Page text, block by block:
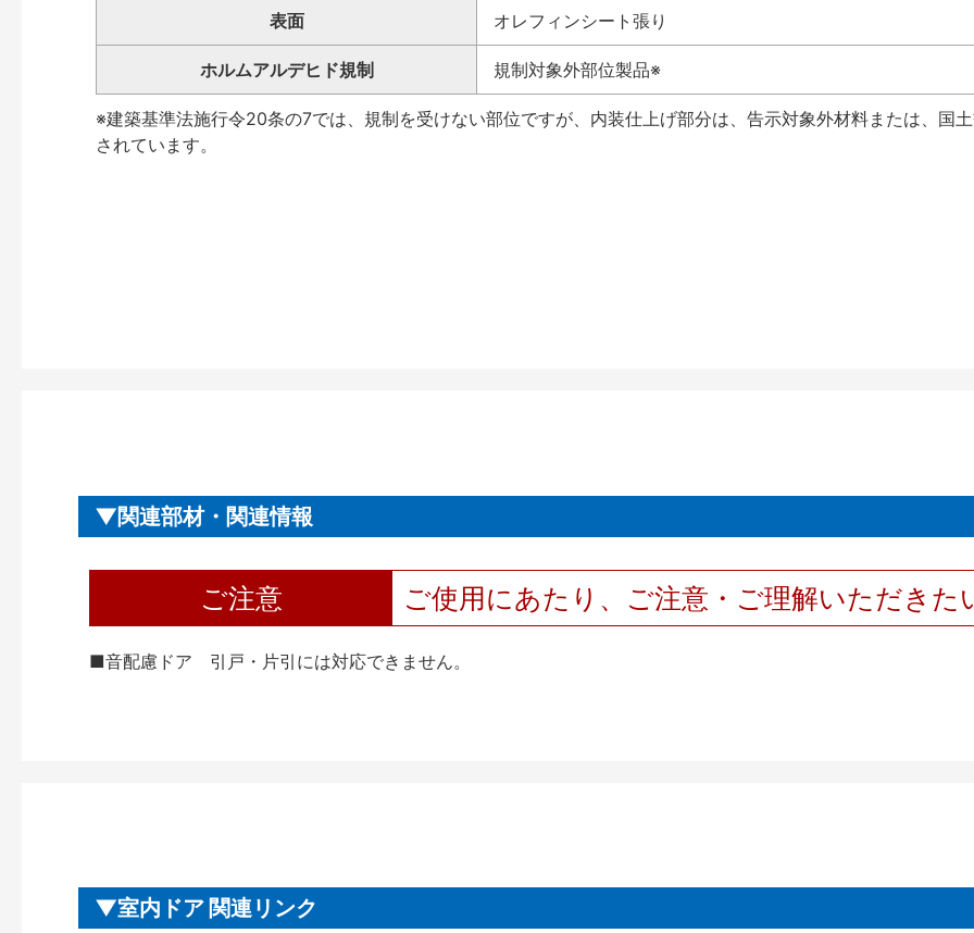
表面 オレフィンシート張り
ホルムアルデヒド規制 規制対象外部位製品※
※建築基準法施行令20条の7では、規制を受けない部位ですが、内装仕上げ部分は、告示対象外材料または
されています。
関連部材・関連情報
ご注意 ご使用にあたり、ご注意・ご理解いただきた
■音配慮ドア 引戸・片引には対応できません。
室内ドア 関連リンク